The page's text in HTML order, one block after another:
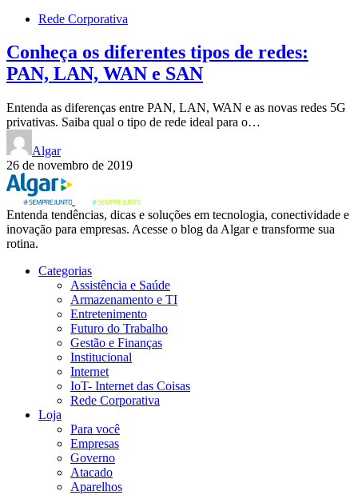
Rede Corporativa
Conheça os diferentes tipos de redes:
PAN, LAN, WAN e SAN
Entenda as diferenças entre PAN, LAN, WAN e as novas redes 5G
privativas. Saiba qual o tipo de rede ideal para o…
Algar
26 de novembro de 2019
Entenda tendências, dicas e soluções em tecnologia, conectividade e
inovação para empresas. Acesse o blog da Algar e transforme sua
rotina.
Categorias
Assistência e Saúde
Armazenamento e TI
Entretenimento
Futuro do Trabalho
Gestão e Finanças
Institucional
Internet
IoT- Internet das Coisas
Rede Corporativa
Loja
Para você
Empresas
Governo
Atacado
Aparelhos